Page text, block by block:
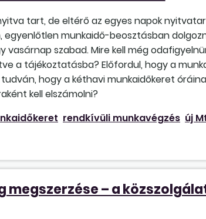
tart, de eltérő az egyes napok
munka­idő-beosztásban
szabad. Mire kell még
a tájékoztatásba? Előfordul, hogy a
hogy a kéthavi munkaidőkeret
kell elszámolni?
rendkívüli munkavégzés új
– a